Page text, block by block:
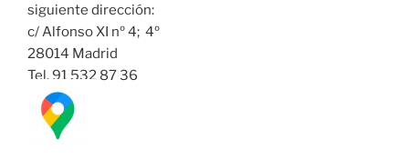
siguiente dirección:
c/ Alfonso XI nº 4; 4º
28014 Madrid
Tel. 91 532 87 36